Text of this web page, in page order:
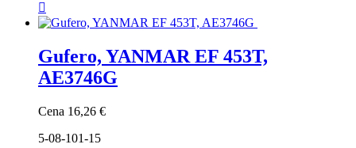

Gufero, YANMAR EF 453T,
AE3746G
Cena 16,26 €
5-08-101-15